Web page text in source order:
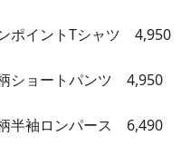
ンポイントTシャツ 4,950
柄ショートパンツ 4,950
柄半袖ロンパース 6,490